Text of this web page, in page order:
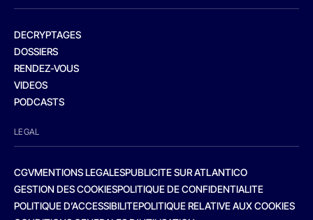
DECRYPTAGES
DOSSIERS
RENDEZ-VOUS
VIDEOS
PODCASTS
LEGAL
CGVMENTIONS LEGALESPUBLICITE SUR ATLANTICO
GESTION DES COOKIESPOLITIQUE DE CONFIDENTIALITE
POLITIQUE D’ACCESSIBILITEPOLITIQUE RELATIVE AUX COOKIES